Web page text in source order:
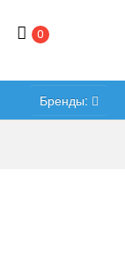
0
Бренды: